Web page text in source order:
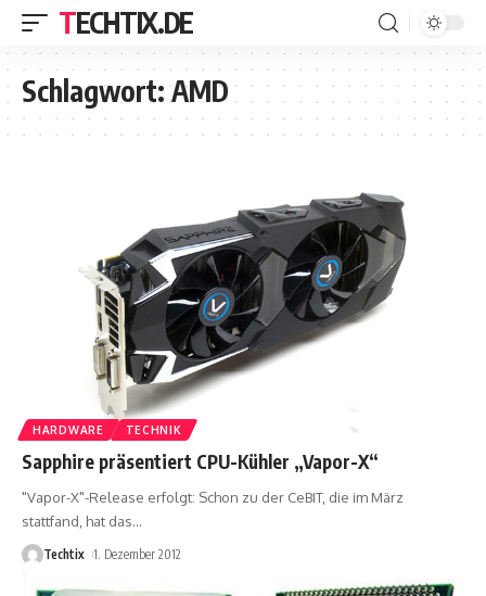
TECHTIX.DE
Schlagwort:AMD
HARDWARE TECHNIK
Sapphire präsentiert CPU-Kühler „Vapor-X“
"Vapor-X"-Release erfolgt: Schon zu der CeBIT, die im März
stattfand, hat das…
Techtix 1. Dezember 2012